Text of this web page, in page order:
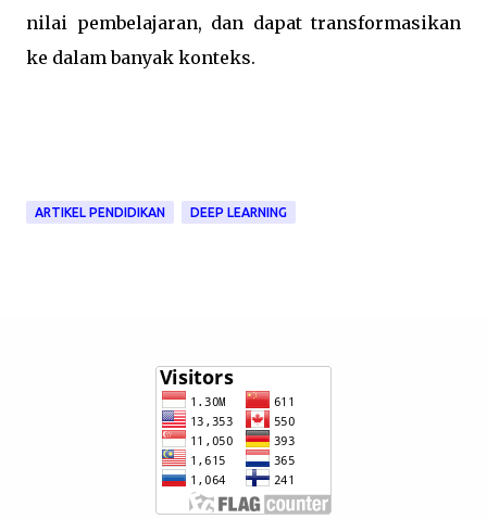
nilai pembelajaran, dan dapat transformasikan
ke dalam banyak konteks.
ARTIKEL PENDIDIKAN DEEP LEARNING